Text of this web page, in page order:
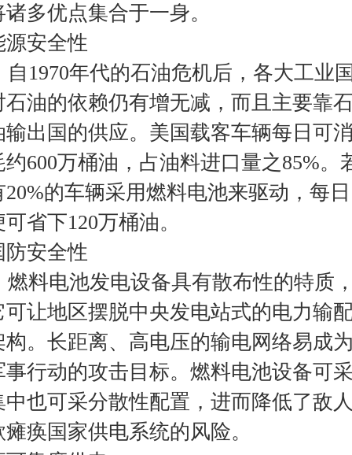
诸多优点集合于一身。
源安全性
自 1970年代的石油危机后，各大工业国
石油的依赖仍有增无减，而且主要靠石
输出国的供应。美国载客车辆每日可消
约600万桶油，占油料进口量之85%。
20%的车辆采用燃料电池来驱动，每日
可省下120万桶油。
防安全性
燃料电池发电设备具有散布性的特质，
可让地区摆脱中央发电站式的电力输
构。长距离、高电压的输电网络易成为
事行动的攻击目标。燃料电池设备可采
中也可采分散性配置，进而降低了敌人
瘫痪国家供电系统的风险。